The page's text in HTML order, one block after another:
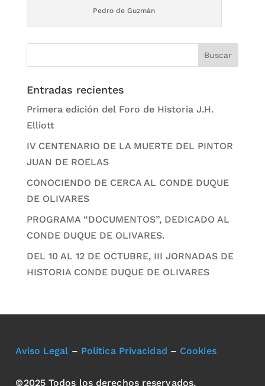
Pedro de Guzmán
Entradas recientes
Primera edición del Foro de Historia J.H.
Elliott
IV CENTENARIO DE LA MUERTE DEL PINTOR
JUAN DE ROELAS
CONOCIENDO DE CERCA AL CONDE DUQUE
DE OLIVARES
PROGRAMA “DOCUMENTOS”, DEDICADO AL
CONDE DUQUE DE OLIVARES.
DEL 10 AL 12 DE OCTUBRE, III JORNADAS DE
HISTORIA CONDE DUQUE DE OLIVARES
Aviso Legal – Política Privacidad – Cookies
©2025 Todos los derechos reservados.